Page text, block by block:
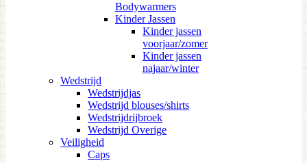
Bodywarmers
Kinder Jassen
Kinder jassen
voorjaar/zomer
Kinder jassen
najaar/winter
Wedstrijd
Wedstrijdjas
Wedstrijd blouses/shirts
Wedstrijdrijbroek
Wedstrijd Overige
Veiligheid
Caps